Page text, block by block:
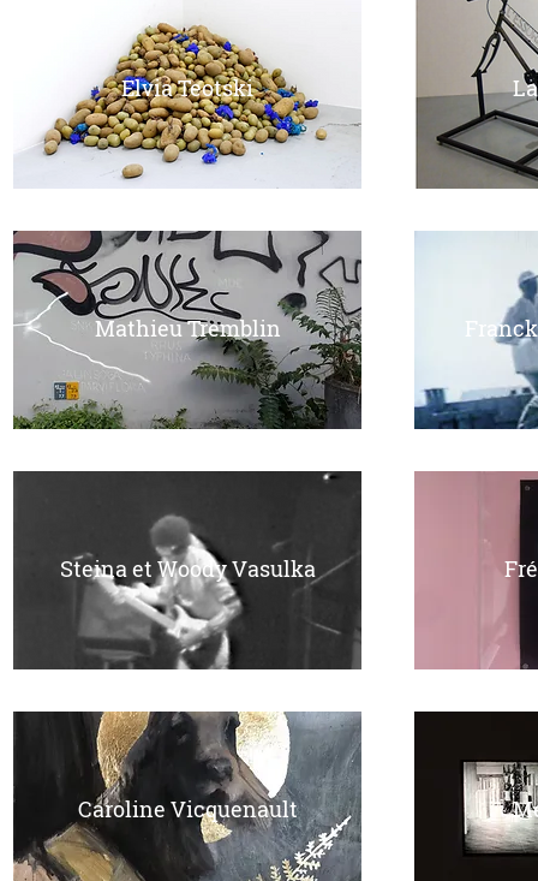
Elvia Teotski
Mathieu Tremblin
Steina et Woody Vasulka
Caroline Vicquenault